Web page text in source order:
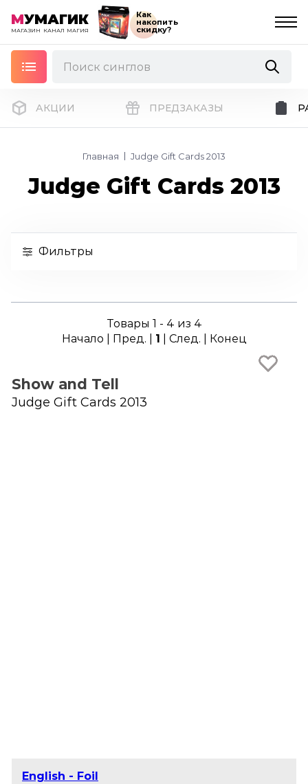
МУМАГИК
МАГАЗИН КАНАЛ МАГИЯ
Как
накопить
скидку?
АКЦИИ ПРЕДЗАКАЗЫ
Главная Judge Gift Cards 2013
Judge Gift Cards 2013
Фильтры
Товары 1 - 4 из 4
Начало | Пред. | 1 | След. | Конец
Show and Tell
Judge Gift Cards 2013
English - Foil